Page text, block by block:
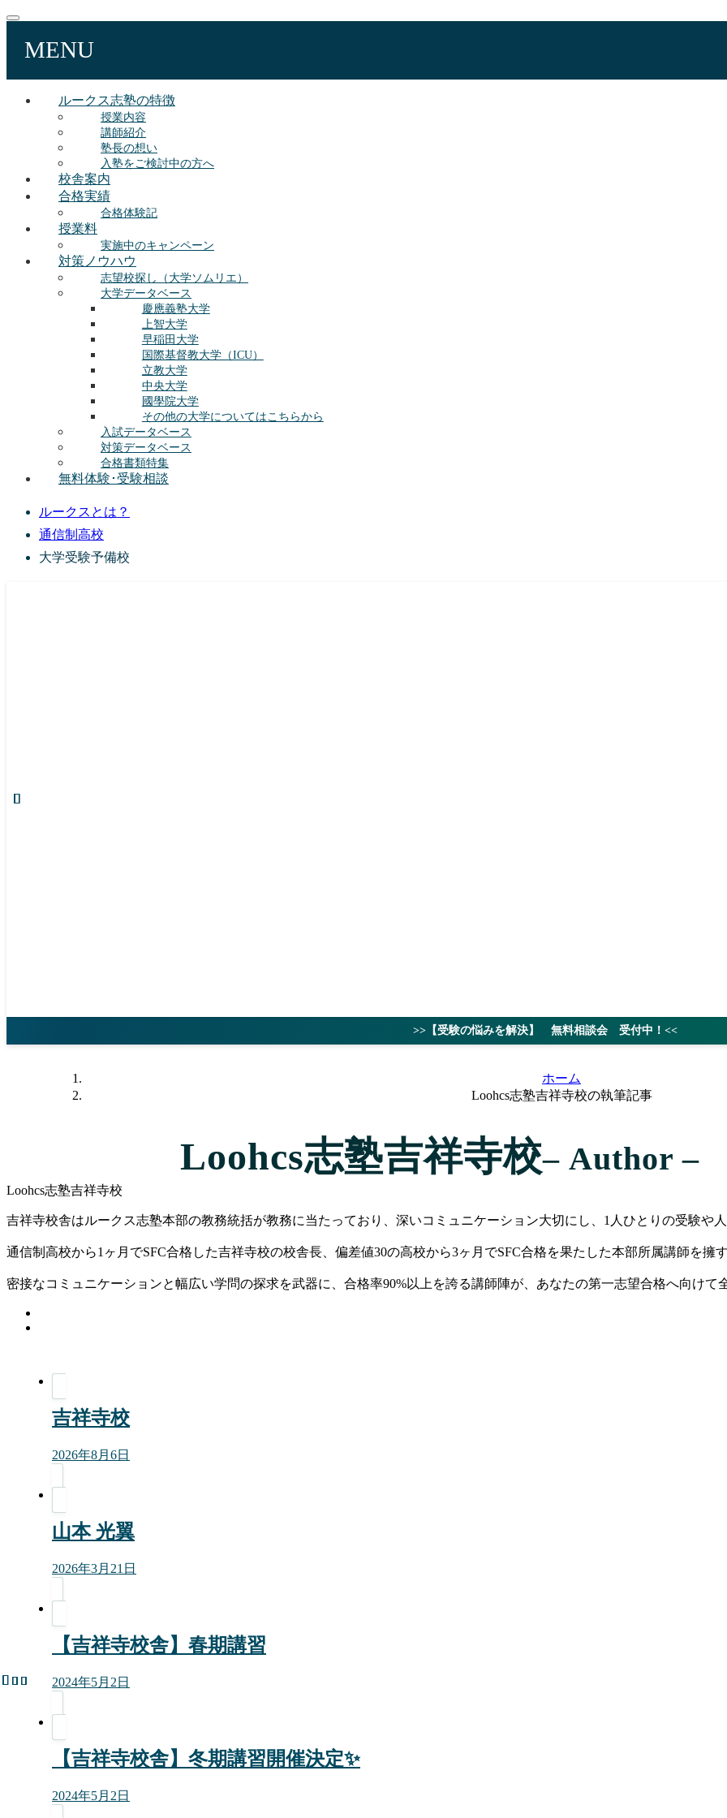
MENU
ルークス志塾の特徴
授業内容
講師紹介
塾長の想い
入塾をご検討中の方へ
校舎案内
合格実績
合格体験記
授業料
実施中のキャンペーン
対策ノウハウ
志望校探し（大学ソムリエ）
大学データベース
慶應義塾大学
上智大学
早稲田大学
国際基督教大学（ICU）
立教大学
中央大学
國學院大学
その他の大学についてはこちらから
入試データベース
対策データベース
合格書類特集
無料体験･受験相談
ルークスとは？
通信制高校
大学受験予備校
>>【受験の悩みを解決】 無料相談会 受付中！<<
ホーム
Loohcs志塾吉祥寺校の執筆記事
Loohcs志塾吉祥寺校– Author –
Loohcs志塾吉祥寺校
吉祥寺校舎はルークス志塾本部の教務統括が教務に当たっており、深いコミュニケーション大切にし、1人ひとりの受験や
通信制高校から1ヶ月でSFC合格した吉祥寺校の校舎長、偏差値30の高校から3ヶ月でSFC合格を果たした本部所属講師を擁
密接なコミュニケーションと幅広い学問の探求を武器に、合格率90%以上を誇る講師陣が、あなたの第一志望合格へ向けて
吉祥寺校
2026年8月6日
山本 光翼
2026年3月21日
【吉祥寺校舎】春期講習
2024年5月2日
【吉祥寺校舎】冬期講習開催決定✨
2024年5月2日